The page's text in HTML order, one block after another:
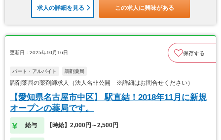
求人の詳細を見る この求人に興味がある
更新日：2025年10月16日 保存する
パート・アルバイト 調剤薬局
調剤薬局の薬剤師求人（法人名非公開 ※詳細はお問合せください）
【愛知県名古屋市中区】 駅直結！2018年11月に新規
オープンの薬局です。
給与 【時給】2,000円～2,500円